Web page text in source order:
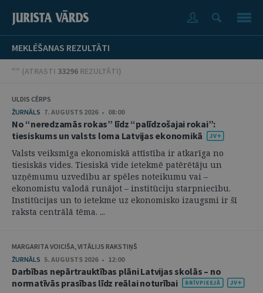
MEKLĒŠANAS REZULTĀTI
"" (ATRASTI 33296 REZULTĀTI)
ULDIS CĒRPS
ŽURNĀLS 7. AUGUSTS 2026 • 08:00
No “neredzamās rokas” līdz “palīdzošajai rokai”:
tiesiskums un valsts loma Latvijas ekonomikā
Valsts veiksmīga ekonomiskā attīstība ir atkarīga no
tiesiskās vides. Tiesiskā vide ietekmē patērētāju un
uzņēmumu uzvedību ar spēles noteikumu vai –
ekonomistu valodā runājot – institūciju starpniecību.
Institūcijas un to ietekme uz ekonomisko izaugsmi ir šī
raksta centrālā tēma. ...
MARGARITA VOICIŠA, VITĀLIJS RAKSTIŅŠ
ŽURNĀLS 5. AUGUSTS 2026 • 12:00
Darbības nepārtrauktības plāni Latvijas skolās – no
normatīvās prasības līdz reālai noturībai